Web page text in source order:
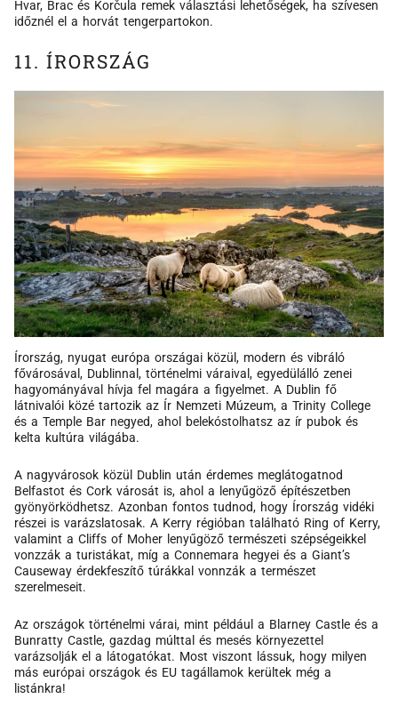
Hvar, Brac és Korčula remek választási lehetőségek, ha szívesen
időznél el a horvát tengerpartokon.
11. ÍRORSZÁG
Írország, nyugat európa országai közül, modern és vibráló
fővárosával, Dublinnal, történelmi váraival, egyedülálló zenei
hagyományával hívja fel magára a figyelmet. A Dublin fő
látnivalói közé tartozik az Ír Nemzeti Múzeum, a Trinity College
és a Temple Bar negyed, ahol belekóstolhatsz az ír pubok és
kelta kultúra világába.
A nagyvárosok közül Dublin után érdemes meglátogatnod
Belfastot és Cork városát is, ahol a lenyűgöző építészetben
gyönyörködhetsz. Azonban fontos tudnod, hogy Írország vidéki
részei is varázslatosak. A Kerry régióban található Ring of Kerry,
valamint a Cliffs of Moher lenyűgöző természeti szépségeikkel
vonzzák a turistákat, míg a Connemara hegyei és a Giant’s
Causeway érdekfeszítő túrákkal vonnzák a természet
szerelmeseit.
Az országok történelmi várai, mint például a Blarney Castle és a
Bunratty Castle, gazdag múlttal és mesés környezettel
varázsolják el a látogatókat. Most viszont lássuk, hogy milyen
más európai országok és EU tagállamok kerültek még a
listánkra!